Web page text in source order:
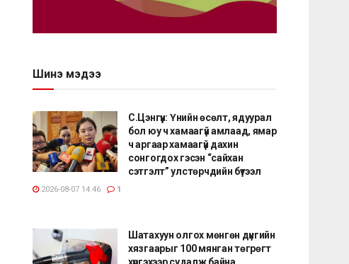
Шинэ мэдээ
С.Цэнгүүн: Үнийн өсөлт, ядуурал
бол юу ч хамаагүй амлаад, ямар
ч аргаар хамаагүй дахин
сонгогдох гэсэн “сайхан
сэтгэлт” улстөрчдийн бүтээл
2026-08-07 14:46 1
Шатахуун олгох мөнгөн дүнгийн
хязгаарыг 100 мянган төгрөгт